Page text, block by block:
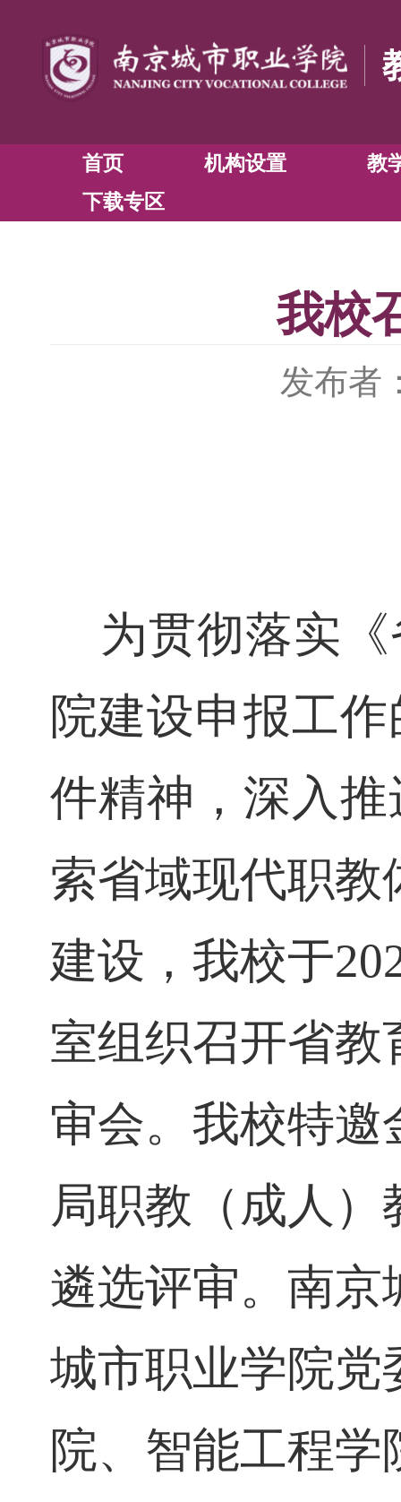
首页 机构设置
下载专区
我
发布
为 贯 彻落实
院建设申报工
件精神，深入
索省域现代职
建设，我校于
室组织召开省
审会。我校特
局职教（成人
遴选评审。南
城市职业学院